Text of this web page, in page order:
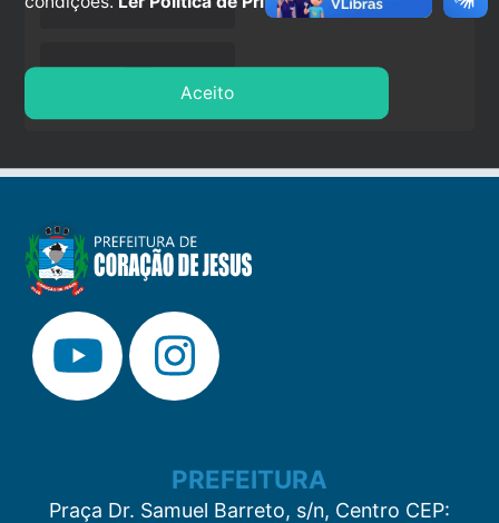
stop
PREFEITURA
Praça Dr. Samuel Barreto, s/n, Centro CEP:
Aceito